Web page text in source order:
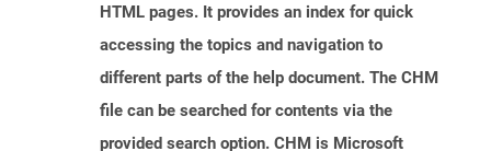
HTML pages. It provides an index for quick
accessing the topics and navigation to
different parts of the help document. The CHM
file can be searched for contents via the
provided search option. CHM is Microsoft